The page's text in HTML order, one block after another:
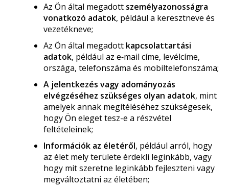
Az Ön által megadott személyazonosságra
vonatkozó adatok, például a keresztneve és
vezetékneve;
Az Ön által megadott kapcsolattartási
adatok, például az e‑mail címe, levélcíme,
országa, telefonszáma és mobiltelefonszáma;
A jelentkezés vagy adományozás
elvégzéséhez szükséges olyan adatok, mint
amelyek annak megítéléséhez szükségesek,
hogy Ön eleget tesz-e a részvétel
feltételeinek;
Információk az életéről, például arról, hogy
az élet mely területe érdekli leginkább, vagy
hogy mit szeretne leginkább fejleszteni vagy
megváltoztatni az életében;